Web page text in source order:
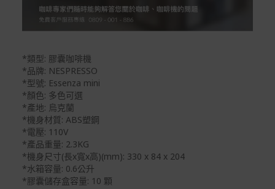
*類型: 膠囊咖啡機
*品牌: NESPRESSO
*型號: Essenza mini
*顏色: 多色可選
*產地: 烏克蘭
*機身材質: ABS塑鋼
*電壓: 110V
*產品重量: 2.3KG
*機身尺寸(長x寬x高)(mm): 330 x 84 x 204
*水箱容量: 0.6公升
*膠囊儲存盒容量: 10 顆